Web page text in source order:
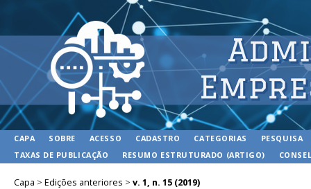
CAPA SOBRE ACESSO CADASTRO CATEGORIAS
PESQUISA
TAXAS DE PUBLICAÇÃO
RESUMO ESTRUTURADO (ARTIGO)
Capa > Edições anteriores > v. 1, n. 15 (2019)